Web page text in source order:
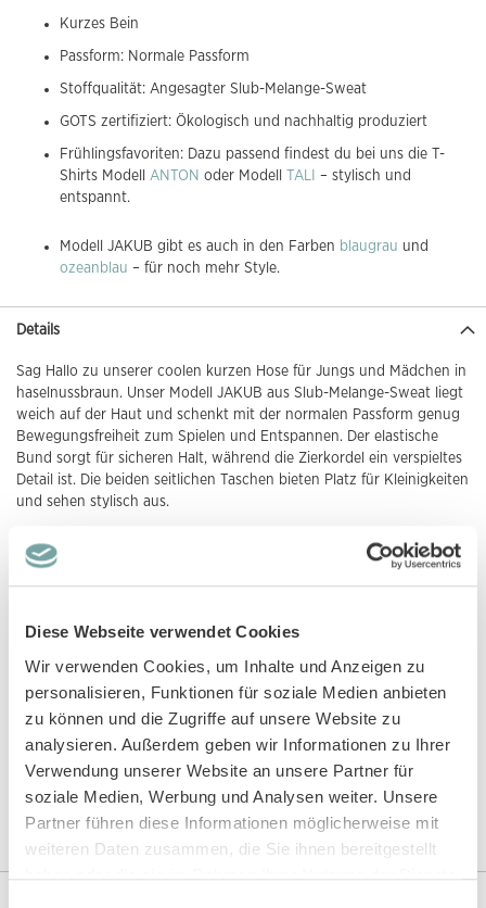
Diese Webseite verwendet Cookies
Wir verwenden Cookies, um Inhalte und Anzeigen zu
personalisieren, Funktionen für soziale Medien anbieten
zu können und die Zugriffe auf unsere Website zu
analysieren. Außerdem geben wir Informationen zu Ihrer
Verwendung unserer Website an unsere Partner für
soziale Medien, Werbung und Analysen weiter. Unsere
Partner führen diese Informationen möglicherweise mit
weiteren Daten zusammen, die Sie ihnen bereitgestellt
Kurzes Bein
Passform: Normale Passform
Stoffqualität: Angesagter Slub-Melange-Sweat
GOTS zertifiziert: Ökologisch und nachhaltig produziert
Frühlingsfavoriten: Dazu passend findest du bei uns die T-
Shirts Modell ANTON oder Modell TALI
– stylisch und
entspannt.
Modell JAKUB gibt es auch in den Farben blaugrau und
ozeanblau – für noch mehr Style.
Details
Sag Hallo zu unserer coolen kurzen Hose für Jungs und Mädchen in
haselnussbraun. Unser Modell JAKUB aus Slub-Melange-Sweat liegt
weich auf der Haut und schenkt mit der normalen Passform genug
Bewegungsfreiheit zum Spielen und Entspannen. Der elastische
Bund sorgt für sicheren Halt, während die Zierkordel ein verspieltes
Detail ist. Die beiden seitlichen Taschen bieten Platz für Kleinigkeiten
und sehen stylisch aus.
Das Beste: Unser Modell JAKUB aus 100% Bio-Baumwolle ist GOTS-
zertifiziert. Damit kannst du dir sicher sein, dass wir unsere Shorts
für Kinder ökologisch, fair und giftfrei herstellen. Mehr über das
dich den Hoodie Model MANOU in blaugrau, ozeanblauoder
schilfgrün, die Sweathose Modell JAANEoder Modell KALLOS in
blaugrau,ozeanblau oderhaselnussbraun.
Du möchtest dich noch etwas umsehen? Unser Modell MAKU in
oder
rostorange,schilfgrün oderkaramellbraun oder die Shorts Modell
KHAN mit Palmen-oder Wal-Druckkönnten dir auch gefallen.